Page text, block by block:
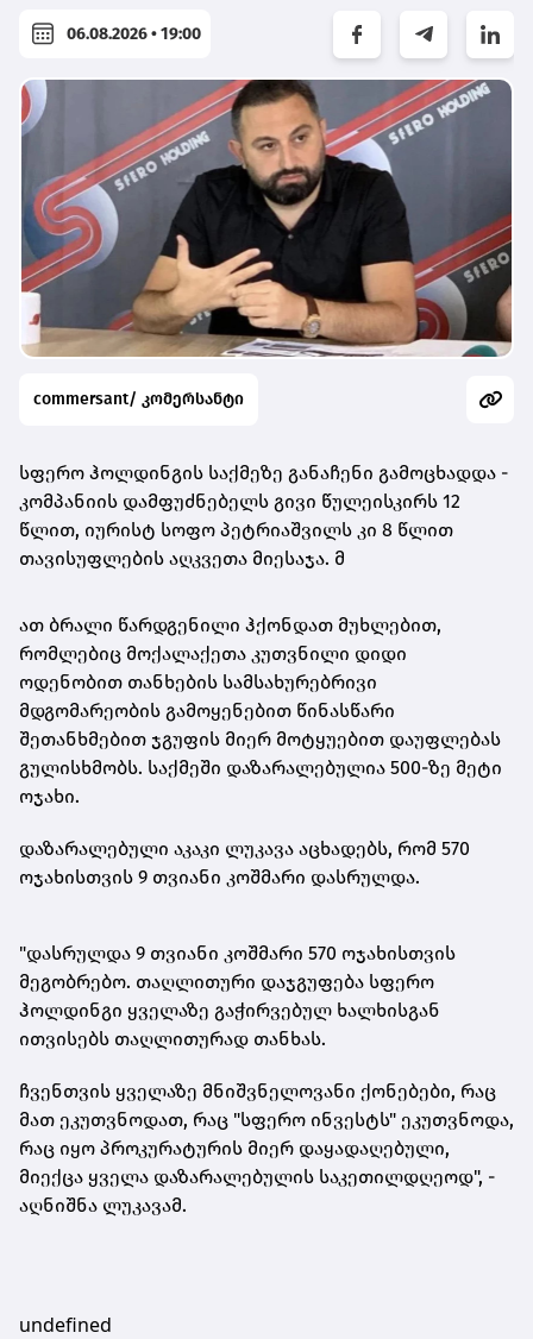
06.08.2026 • 19:00
commersant/ კომერსანტი
სფერო ჰოლდინგის საქმეზე განაჩენი გამოცხადდა -
კომპანიის დამფუძნებელს გივი წულეისკირს 12
წლით, იურისტ სოფო პეტრიაშვილს კი 8 წლით
თავისუფლების აღკვეთა მიესაჯა. მ
ათ ბრალი წარდგენილი ჰქონდათ მუხლებით,
რომლებიც მოქალაქეთა კუთვნილი დიდი
ოდენობით თანხების სამსახურებრივი
მდგომარეობის გამოყენებით წინასწარი
შეთანხმებით ჯგუფის მიერ მოტყუებით დაუფლებას
გულისხმობს. საქმეში დაზარალებულია 500-ზე მეტი
ოჯახი.
დაზარალებული აკაკი ლუკავა აცხადებს, რომ 570
ოჯახისთვის 9 თვიანი კოშმარი დასრულდა.
"დასრულდა 9 თვიანი კოშმარი 570 ოჯახისთვის
მეგობრებო. თაღლითური დაჯგუფება სფერო
ჰოლდინგი ყველაზე გაჭირვებულ ხალხისგან
ითვისებს თაღლითურად თანხას.
ჩვენთვის ყველაზე მნიშვნელოვანი ქონებები, რაც
მათ ეკუთვნოდათ, რაც "სფერო ინვესტს" ეკუთვნოდა,
რაც იყო პროკურატურის მიერ დაყადაღებული,
მიექცა ყველა დაზარალებულის საკეთილდღეოდ", -
აღნიშნა ლუკავამ.
undefined